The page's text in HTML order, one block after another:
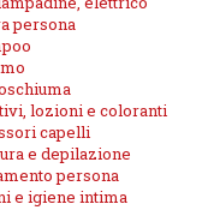
persona
lozioni e coloranti
capelli
e depilazione
persona
e igiene intima